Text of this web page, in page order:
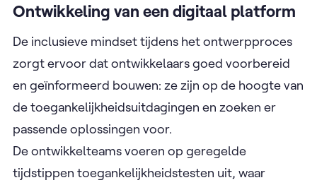
Ontwikkeling van een digitaal platform
De inclusieve mindset tijdens het ontwerpproces
zorgt ervoor dat ontwikkelaars goed voorbereid
en geïnformeerd bouwen: ze zijn op de hoogte van
de toegankelijkheidsuitdagingen en zoeken er
passende oplossingen voor.
De ontwikkelteams voeren op geregelde
tijdstippen toegankelijkheidstesten uit, waar